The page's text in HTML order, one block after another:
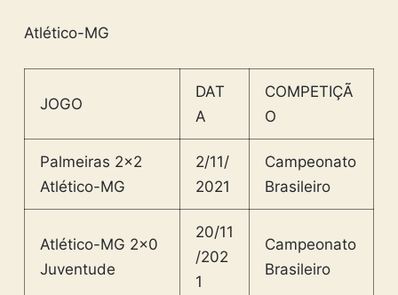
Atlético-MG
JOGO
DAT
A
COMPETIÇÃ
O
Palmeiras 2×2
Atlético-MG
2/11/
2021
Campeonato
Brasileiro
Atlético-MG 2×0
Juventude
20/11
/202
1
Campeonato
Brasileiro